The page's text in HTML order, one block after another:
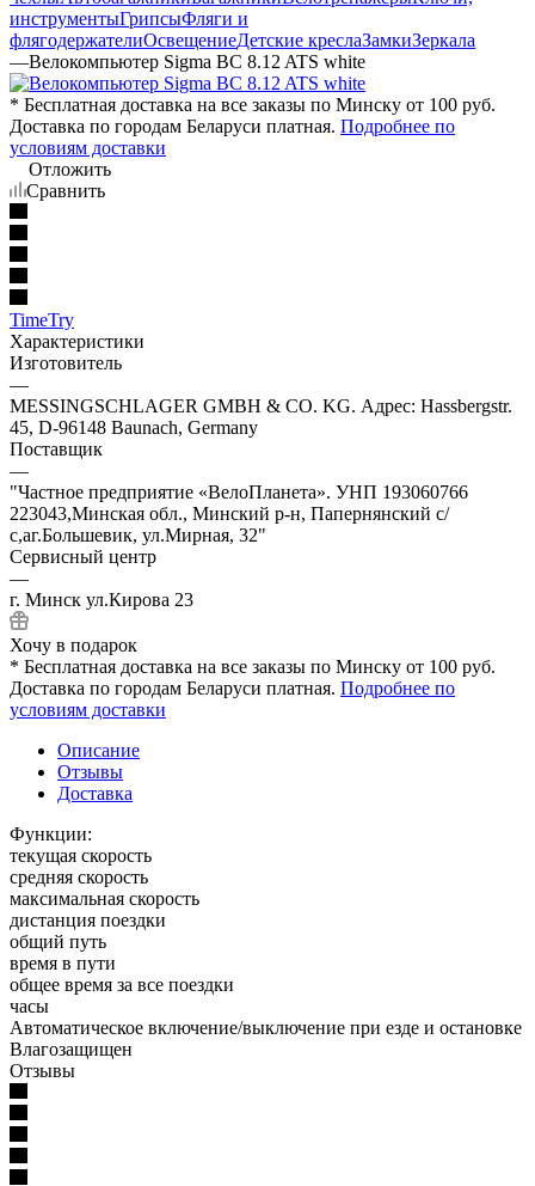
инструментыГрипсыФляги и
флягодержателиОсвещениеДетские креслаЗамкиЗеркала
—Велокомпьютер Sigma BC 8.12 ATS white
* Бесплатная доставка на все заказы по Минску от 100 руб.
Доставка по городам Беларуси платная. Подробнее по
условиям доставки
Отложить
Сравнить
TimeTry
Характеристики
Изготовитель
—
MESSINGSCHLAGER GMBH & CO. KG. Адрес: Hassbergstr.
45, D-96148 Baunach, Germany
Поставщик
—
"Частное предприятие «ВелоПланета». УНП 193060766
223043,Минская обл., Минский р-н, Папернянский с/
с,аг.Большевик, ул.Мирная, 32"
Сервисный центр
—
г. Минск ул.Кирова 23
Хочу в подарок
* Бесплатная доставка на все заказы по Минску от 100 руб.
Доставка по городам Беларуси платная. Подробнее по
условиям доставки
Описание
Отзывы
Доставка
Функции:
текущая скорость
средняя скорость
максимальная скорость
дистанция поездки
общий путь
время в пути
общее время за все поездки
часы
Автоматическое включение/выключение при езде и остановке
Влагозащищен
Отзывы